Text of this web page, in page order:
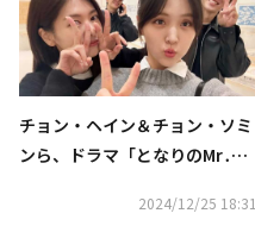
チョン・ヘイン＆チョン・ソミ
ンら、ドラマ「となりのMr․パ
睦まじい姿に注目
2024/12/25 18:31